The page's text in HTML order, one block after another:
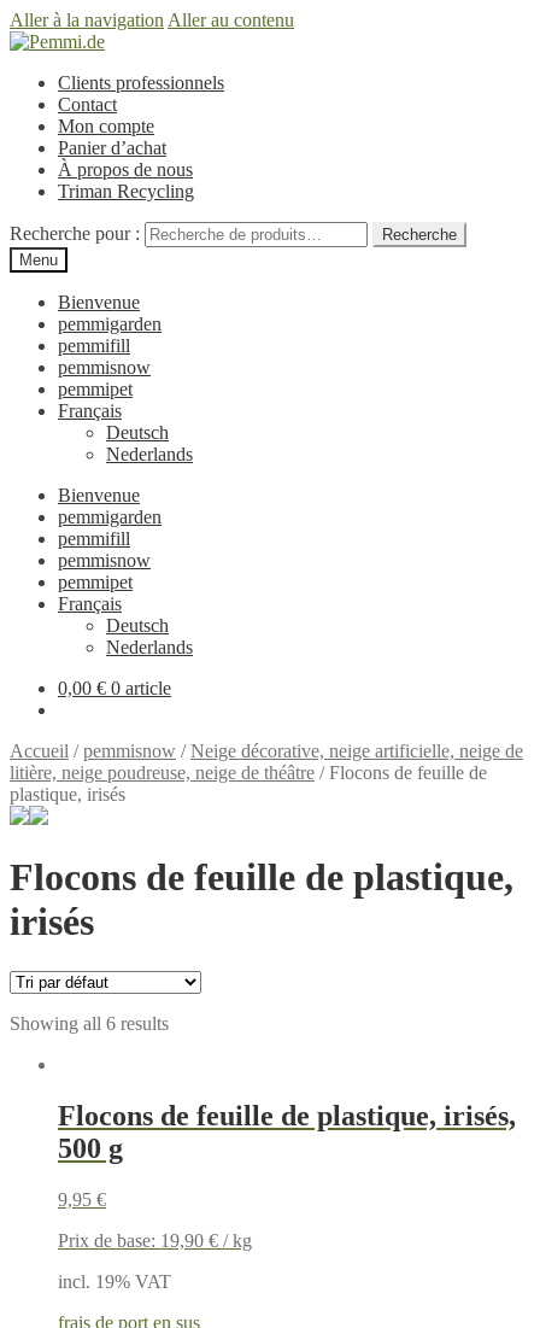
Aller à la navigation Aller au contenu
Clients professionnels
Contact
Mon compte
Panier d’achat
À propos de nous
Triman Recycling
Recherche pour :
Recherche
Menu
Bienvenue
pemmigarden
pemmifill
pemmisnow
pemmipet
Français
Deutsch
Nederlands
Bienvenue
pemmigarden
pemmifill
pemmisnow
pemmipet
Français
Deutsch
Nederlands
0,00 € 0 article
Accueil /pemmisnow /Neige décorative, neige artificielle, neige de
litière, neige poudreuse, neige de théâtre /Flocons de feuille de
plastique, irisés
Flocons de feuille de plastique,
irisés
Showing all 6 results
Flocons de feuille de plastique, irisés,
500 g
9,95 €
Prix de base: 19,90 € /kg
incl. 19% VAT
frais de port en sus